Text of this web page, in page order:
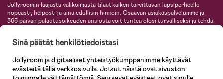
Jollyroomin laajasta valikoimasta tilaat kaiken tarvittavan lapsiperheelle
nopeasti, helposti ja aina edullisin hinnoin. Osaavan asiakaspalvelumme ja
365 päivän palautusoikeuden ansiosta voit tuntea olosi turvalliseksi ja tehdä
lastentarvikkeita sekä paljon muuta. Meiltä löydät lukuisia tunnettuja
KidKraft, Ergobaby, Philips Avent, Neonate, Cybex, LEGO ja monia muita!
Tervetuloa shoppailemaan Pohjoismaiden suurimpaan lastentarvikkeiden
verkkokauppaan!
Sinä päätät henkilötiedoistasi
Jollyroom ja digitaaliset yhteistyökumppanimme käyttävät
evästeitä tällä verkkosivulla. Jotkut näistä ovat sivuston